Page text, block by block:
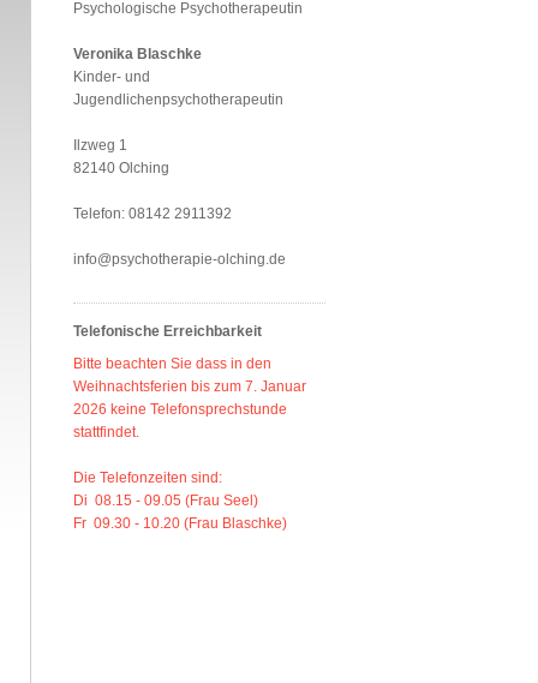
Psychologische Psychotherapeutin
Veronika Blaschke
Kinder- und
Jugendlichenpsychotherapeutin
Ilzweg 1
82140 Olching
Telefon: 08142 2911392
info@psychotherapie-olching.de
Telefonische Erreichbarkeit
Bitte beachten Sie dass in den
Weihnachtsferien bis zum 7. Januar
2026 keine Telefonsprechstunde
stattfindet.
Die Telefonzeiten sind:
Di 08.15 - 09.05 (Frau Seel)
Fr 09.30 - 10.20 (Frau Blaschke)